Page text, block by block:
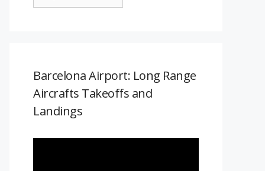
Barcelona Airport: Long Range
Aircrafts Takeoffs and
Landings